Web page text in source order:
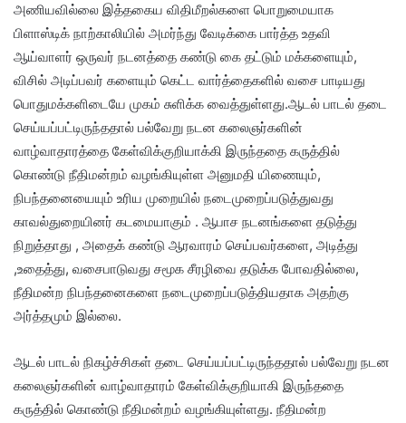
அணியவில்லை இத்தகைய விதிமீறல்களை பொறுமையாக
பிளாஸ்டிக் நாற்காலியில் அமர்ந்து வேடிக்கை பார்த்த உதவி
ஆய்வாளர் ஒருவர் நடனத்தை கண்டு கை தட்டும் மக்களையும்,
விசில் அடிப்பவர் களையும் கெட்ட வார்த்தைகளில் வசை பாடியது
பொதுமக்களிடையே முகம் சுளிக்க வைத்துள்ளது.ஆடல் பாடல் தடை
செய்யப்பட்டிருந்ததால் பல்வேறு நடன கலைஞர்களின்
வாழ்வாதாரத்தை கேள்விக்குறியாக்கி இருந்ததை கருத்தில்
கொண்டு நீதிமன்றம் வழங்கியுள்ள அனுமதி யிணையும்,
நிபந்தனையையும் உரிய முறையில் நடைமுறைப்படுத்துவது
காவல்துறையினர் கடமையாகும் . ஆபாச நடனங்களை தடுத்து
நிறுத்தாது , அதைக் கண்டு ஆரவாரம் செய்பவர்களை, அடித்து
,உதைத்து, வசைபாடுவது சமூக சீரழிவை தடுக்க போவதில்லை,
நீதிமன்ற நிபந்தனைகளை நடைமுறைப்படுத்தியதாக அதற்கு
அர்த்தமும் இல்லை.
ஆடல் பாடல் நிகழ்ச்சிகள் தடை செய்யப்பட்டிருந்ததால் பல்வேறு நடன
கலைஞர்களின் வாழ்வாதாரம் கேள்விக்குறியாகி இருந்ததை
கருத்தில் கொண்டு நீதிமன்றம் வழங்கியுள்ளது. நீதிமன்ற